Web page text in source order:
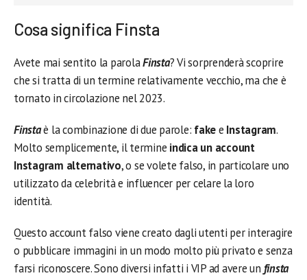
Cosa significa Finsta
Avete mai sentito la parolaFinsta? Vi sorprenderà scoprire
che si tratta di un termine relativamente vecchio, ma che è
tornato in circolazione nel 2023.
Finstaè la combinazione di due parole: fakee Instagram.
Molto semplicemente, il termine indica un account
Instagram alternativo, o se volete falso, in particolare uno
utilizzato da celebrità e influencer per celare la loro
identità.
Questo account falso viene creato dagli utenti per interagire
o pubblicare immagini in un modo molto più privato e senza
farsi riconoscere. Sono diversi infatti i VIP ad avere un finsta